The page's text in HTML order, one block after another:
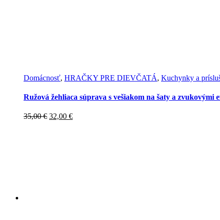
Domácnosť, HRAČKY PRE DIEVČATÁ, Kuchynky a
Ružová žehliaca súprava s vešiakom na šaty a zvukovými
35,00 € Pôvodná
32,00 €Aktuálna